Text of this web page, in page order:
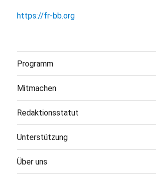
https://fr-bb.org
Programm
Mitmachen
Redaktionsstatut
Unterstützung
Über uns